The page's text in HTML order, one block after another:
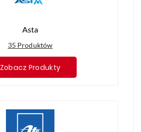
Asta
35 Produktów
Zobacz Produkty